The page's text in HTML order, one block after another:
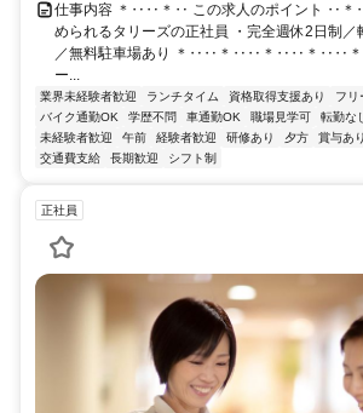
仕事内容 ＊‥‥＊‥ この求人のポイント ‥＊
められるタリーズの正社員 ・完全週休2日制／
／無料駐車場あり ＊‥‥＊‥‥＊‥‥＊‥‥
ー...
業界未経験者歓迎 ランチタイム 資格取得支援あり
フリ
バイク通勤OK
学歴不問 車通勤OK 職場見学可 転勤なし
未経験者歓迎
午前 経験者歓迎 研修あり 夕方 賞与あり
交通費支給
長期歓迎 シフト制
正社員